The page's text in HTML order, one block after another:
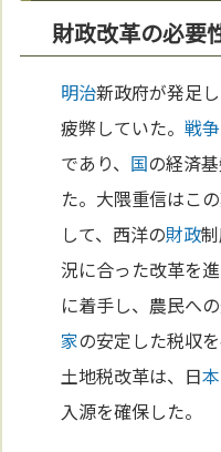
財政改革の必要
明治新政府が発足
疲弊していた。戦争
であり、 国の経済
た。大隈重信はこ
して、西洋の財政
況に合った改革を
に着手し、農民へ
家の安定した税収
土地税改革は、日本
入源を確保した。